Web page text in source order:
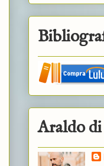
Araldo